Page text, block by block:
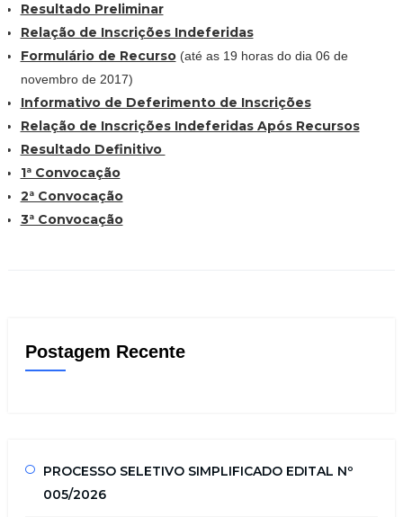
Resultado Preliminar
Relação de Inscrições Indeferidas
Formulário de Recurso(até as 19 horas do dia 06 de
novembro de 2017)
Informativo de Deferimento de Inscrições
Relação de Inscrições Indeferidas Após Recursos
Resultado Definitivo
1ª Convocação
2ª Convocação
3ª Convocação
Postagem Recente
PROCESSO SELETIVO SIMPLIFICADO EDITAL Nº
005/2026